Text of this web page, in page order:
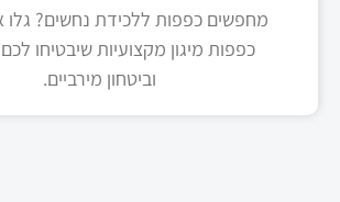
מחפשים כפפות ללכידת נחשים? גלו
כפפות מיגון מקצועיות שיבטיחו
וביטחון מירביים.